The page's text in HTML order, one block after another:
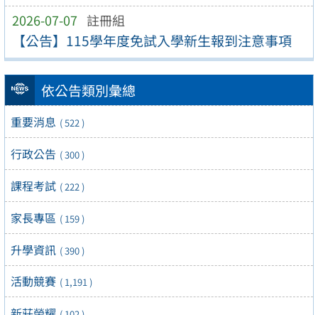
2026-07-07 註冊組
【公告】115學年度免試入學新生報到注意事項
依公告類別彙總
重要消息 ( 522 )
行政公告 ( 300 )
課程考試 ( 222 )
家長專區 ( 159 )
升學資訊 ( 390 )
活動競賽 ( 1,191 )